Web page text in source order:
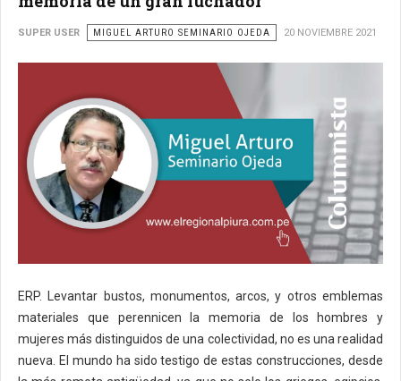
SUPER USER MIGUEL ARTURO SEMINARIO OJEDA 20 NOVIEMBRE 2021
ERP. Levantar bustos, monumentos, arcos, y otros emblemas
materiales que perennicen la memoria de los hombres y
mujeres más distinguidos de una colectividad, no es una realidad
nueva. El mundo ha sido testigo de estas construcciones, desde